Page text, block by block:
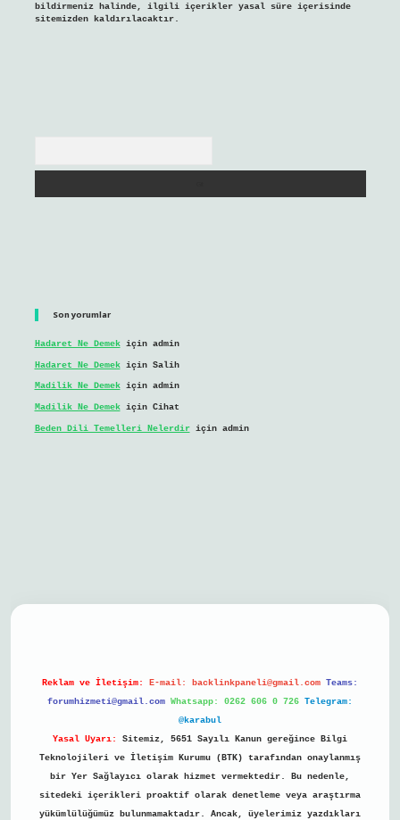
bildirmeniz halinde, ilgili içerikler yasal süre içerisinde
sitemizden kaldırılacaktır.
Son yorumlar
Hadaret Ne Demekiçin admin
Hadaret Ne Demekiçin Salih
Madilik Ne Demekiçin admin
Madilik Ne Demekiçin Cihat
Beden Dili Temelleri Nelerdiriçin admin
Reklam ve İletişim: E-mail: backlinkpaneli@gmail.com Teams:
forumhizmeti@gmail.com Whatsapp: 0262 606 0 726 Telegram:
@karabul
Yasal Uyarı:
Sitemiz, 5651 Sayılı Kanun gereğince Bilgi
Teknolojileri ve İletişim Kurumu (BTK) tarafından onaylanmış
bir Yer Sağlayıcı olarak hizmet vermektedir. Bu nedenle,
sitedeki içerikleri proaktif olarak denetleme veya araştırma
yükümlülüğümüz bulunmamaktadır. Ancak, üyelerimiz yazdıkları